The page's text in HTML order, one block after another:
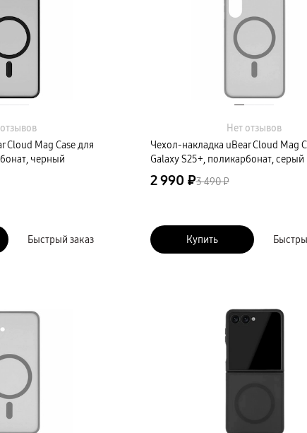
Cloud Mag Case для
черный
Быстрый заказ
Нет отзывов
Чехол-накладка uBear Cloud Mag
Galaxy S25+, поликарбонат, серый
2 990 ₽3 490 ₽
Купить